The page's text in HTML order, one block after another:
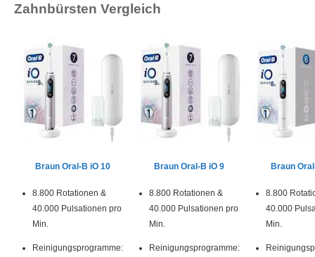
Zahnbürsten Vergleich
Braun Oral-B iO 10 Braun Oral-B iO 9 Braun
8.800 Rotationen &
40.000 Pulsationen pro
Min.
Reinigungsprogramme:
8.800 Rotationen &
40.000 Pulsationen pro
Min.
Reinigungsprogramme:
8.800
40.000
Min.